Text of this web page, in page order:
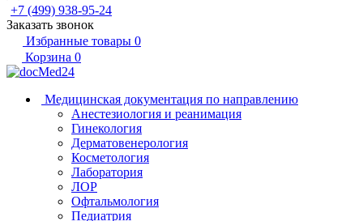
+7 (499) 938-95-24
Заказать звонок
Избранные товары 0
Корзина 0
Медицинская документация по направлению
Анестезиология и реанимация
Гинекология
Дерматовенерология
Косметология
Лаборатория
ЛОР
Офтальмология
Педиатрия